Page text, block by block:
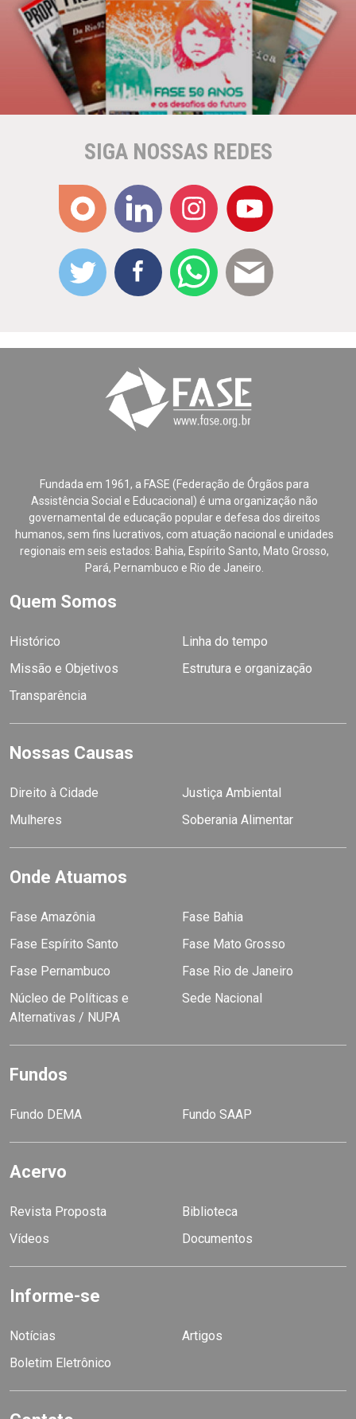
SIGA NOSSAS REDES
Fundada em 1961, a FASE (Federação de Órgãos para
Assistência Social e Educacional) é uma organização não
governamental de educação popular e defesa dos direitos
humanos, sem fins lucrativos, com atuação nacional e unidades
regionais em seis estados: Bahia, Espírito Santo, Mato Grosso,
Pará, Pernambuco e Rio de Janeiro.
Quem Somos
Histórico
Linha do tempo
Missão e Objetivos
Estrutura e organização
Transparência
Nossas Causas
Direito à Cidade
Justiça Ambiental
Mulheres
Soberania Alimentar
Onde Atuamos
Fase Amazônia
Fase Bahia
Fase Espírito Santo
Fase Mato Grosso
Fase Pernambuco
Fase Rio de Janeiro
Núcleo de Políticas e
Alternativas / NUPA
Sede Nacional
Fundos
Fundo DEMA Fundo SAAP
Acervo
Revista Proposta
Biblioteca
Vídeos
Documentos
Informe-se
Notícias
Artigos
Boletim Eletrônico